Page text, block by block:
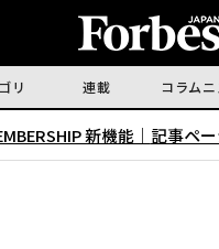
リ 連載 コラムニ
新機能｜ 記事ペ